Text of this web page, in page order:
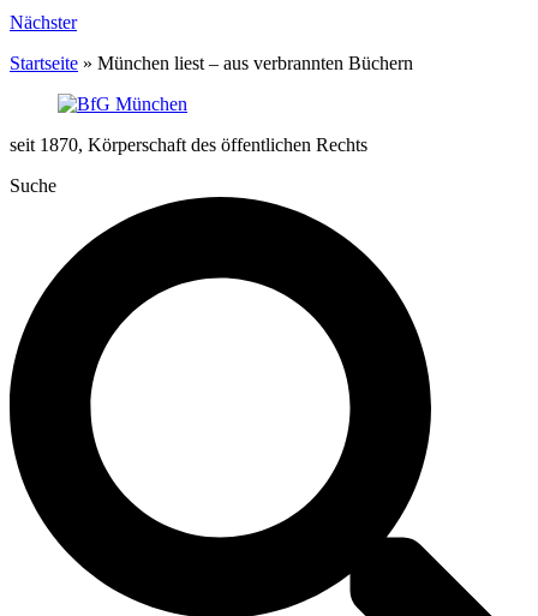
Nächster
Startseite » München liest – aus verbrannten Büchern
seit 1870, Körperschaft des öffentlichen Rechts
Suche